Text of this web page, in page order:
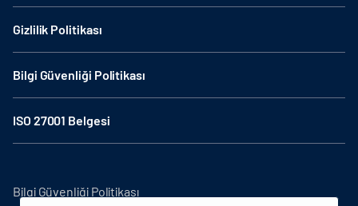
Gizlilik Politikası
Bilgi Güvenliği Politikası
ISO 27001 Belgesi
Bilgi Güvenliği Politikası